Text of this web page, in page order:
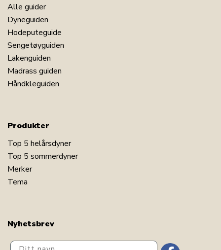
Alle guider
Dyneguiden
Hodeputeguide
Sengetøyguiden
Lakenguiden
Madrass guiden
Håndkleguiden
Produkter
Top 5 helårsdyner
Top 5 sommerdyner
Merker
Tema
Nyhetsbrev
Ditt navn